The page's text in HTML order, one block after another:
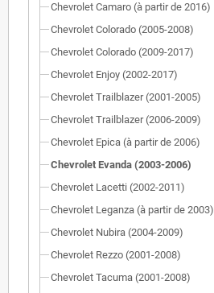
Chevrolet Camaro (à partir de 2016)
Chevrolet Colorado (2005-2008)
Chevrolet Colorado (2009-2017)
Chevrolet Enjoy (2002-2017)
Chevrolet Trailblazer (2001-2005)
Chevrolet Trailblazer (2006-2009)
Chevrolet Epica (à partir de 2006)
Chevrolet Evanda (2003-2006)
Chevrolet Lacetti (2002-2011)
Chevrolet Leganza (à partir de 2003)
Chevrolet Nubira (2004-2009)
Chevrolet Rezzo (2001-2008)
Chevrolet Tacuma (2001-2008)